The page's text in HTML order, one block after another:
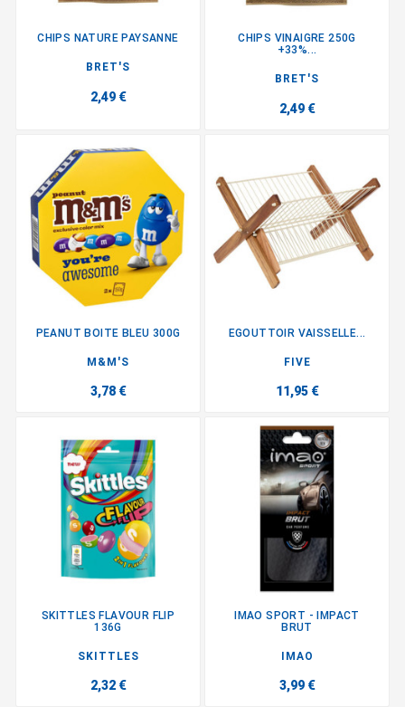
CHIPS NATURE PAYSANNE
BRET'S
2,49 €
CHIPS VINAIGRE 250G
+33%...
BRET'S
2,49 €
PEANUT BOITE BLEU 300G
M&M'S
3,78 €
EGOUTTOIR VAISSELLE...
FIVE
11,95 €
SKITTLES FLAVOUR FLIP
136G
SKITTLES
2,32 €
IMAO SPORT - IMPACT
BRUT
IMAO
3,99 €